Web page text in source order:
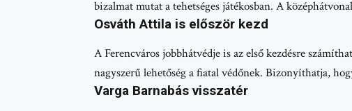
bizalmat mutat a tehetséges játékosban. A
Osváth Attila is először kezd
A Ferencváros jobbhátvédje is az első kezdésre
nagyszerű lehetőség a fiatal védőnek. Bizonyíthatja,
Varga Barnabás visszatér